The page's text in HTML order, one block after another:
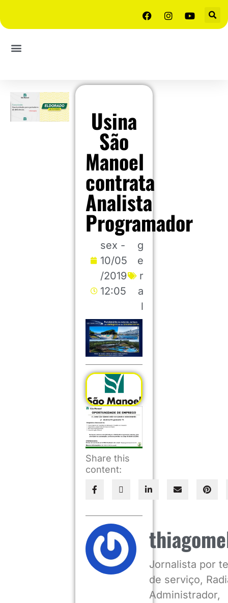
Usina
São
Manoel
contrata
Analista
Programador
sex -
10/05
/2019
12:05
g
e
r
a
l
Share this
content:
Jornalista por
de serviço,
Administrador,